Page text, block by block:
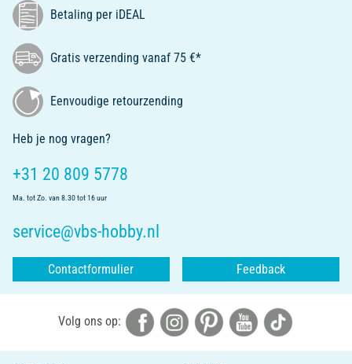
Betaling per iDEAL
Gratis verzending vanaf 75 €*
Eenvoudige retourzending
Heb je nog vragen?
+31 20 809 5778
Ma. tot Zo. van 8.30 tot 16 uur
service@vbs-hobby.nl
Contactformulier Feedback
Volg ons op: